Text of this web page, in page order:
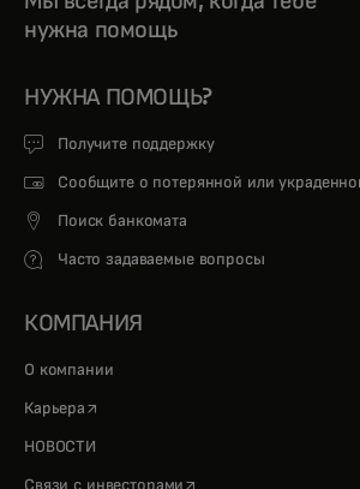
нужна помощь
НУЖНА ПОМОЩЬ?
Получите поддержку
Сообщите о потерянной или
Поиск банкомата
Часто задаваемые вопросы
КОМПАНИЯ
О компании
Карьера opens in a new tab
НОВОСТИ
Связи с инвесторами opens in a new tab